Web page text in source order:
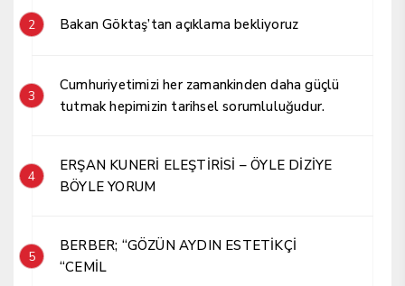
2 Bakan Göktaş’tan açıklama bekliyoruz
3
Cumhuriyetimizi her zamankinden daha güçlü
tutmak hepimizin tarihsel sorumluluğudur.
4
ERŞAN KUNERİ ELEŞTİRİSİ – ÖYLE DİZİYE
BÖYLE YORUM
5
BERBER; “GÖZÜN AYDIN ESTETİKÇİ
“CEMİL